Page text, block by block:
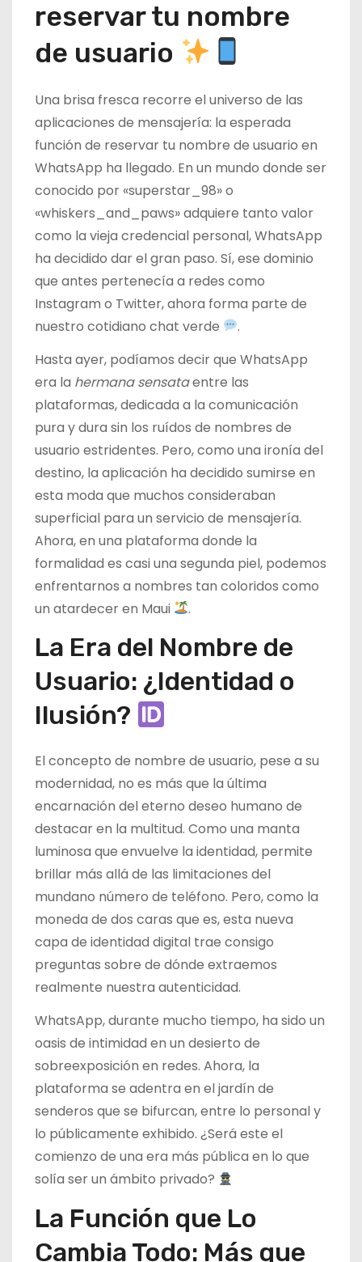
reservar tu nombre
de usuario
Una brisa fresca recorre el universo de las
aplicaciones de mensajería: la esperada
función de reservar tu nombre de usuario en
WhatsApp ha llegado. En un mundo donde ser
conocido por «superstar_98» o
«whiskers_and_paws» adquiere tanto valor
como la vieja credencial personal, WhatsApp
ha decidido dar el gran paso. Sí, ese dominio
que antes pertenecía a redes como
Instagram o Twitter, ahora forma parte de
nuestro cotidiano chat verde
.
Hasta ayer, podíamos decir que WhatsApp
era la hermana sensataentre las
plataformas, dedicada a la comunicación
pura y dura sin los ruídos de nombres de
usuario estridentes. Pero, como una ironía del
destino, la aplicación ha decidido sumirse en
esta moda que muchos consideraban
superficial para un servicio de mensajería.
Ahora, en una plataforma donde la
formalidad es casi una segunda piel, podemos
enfrentarnos a nombres tan coloridos como
un atardecer en Maui
.
La Era del Nombre de
Usuario: ¿Identidad o
Ilusión?
El concepto de nombre de usuario, pese a su
modernidad, no es más que la última
encarnación del eterno deseo humano de
destacar en la multitud. Como una manta
luminosa que envuelve la identidad, permite
brillar más allá de las limitaciones del
mundano número de teléfono. Pero, como la
moneda de dos caras que es, esta nueva
capa de identidad digital trae consigo
preguntas sobre de dónde extraemos
realmente nuestra autenticidad.
WhatsApp, durante mucho tiempo, ha sido un
oasis de intimidad en un desierto de
sobreexposición en redes. Ahora, la
plataforma se adentra en el jardín de
senderos que se bifurcan, entre lo personal y
lo públicamente exhibido. ¿Será este el
comienzo de una era más pública en lo que
solía ser un ámbito privado?
La Función que Lo
Cambia Todo: Más que